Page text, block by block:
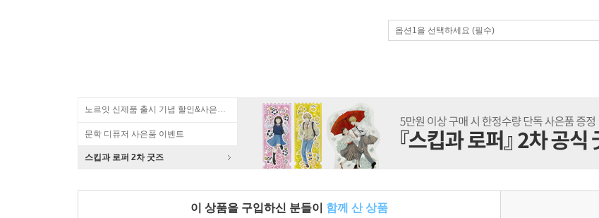
옵션1을 선택하세요 (필수)
노르잇 신제품 출시 기념 할인&사은품 증정!
문학 디퓨저 사은품 이벤트
스킵과 로퍼 2차 굿즈
이 상품을 구입하신 분들이 함께 산 상품